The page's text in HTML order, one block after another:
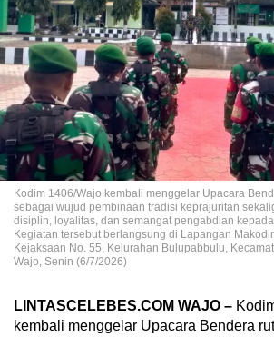
Kodim 1406/Wajo kembali menggelar Upacara
sebagai wujud pembinaan tradisi keprajuritan
disiplin, loyalitas, dan semangat pengabdian
Kegiatan tersebut berlangsung di Lapangan
Kejaksaan No. 55, Kelurahan Bulupabbulu,
Wajo, Senin (6/7/2026)
LINTASCELEBES.COM WAJO –
kembali menggelar Upacara Bendera